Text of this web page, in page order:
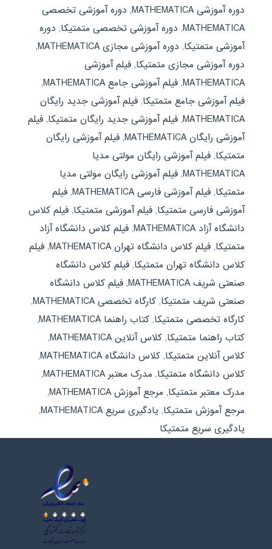
دوره آموزشی MATHEMATICA
, دوره آموزشی تخصصی
MATHEMATICA
, دوره آموزشی تخصصی متمتیکا, دوره
آموزشی متمتیکا, دوره آموزشی مجازی MATHEMATICA
,
دوره آموزشی مجازی متمتیکا, فیلم آموزشی
MATHEMATICA
, فیلم آموزشی جامع MATHEMATICA
,
فیلم آموزشی جامع متمتیکا, فیلم آموزشی جدید رایگان
MATHEMATICA
, فیلم آموزشی جدید رایگان متمتیکا, فیلم
آموزشی رایگان MATHEMATICA
, فیلم آموزشی رایگان
متمتیکا, فیلم آموزشی رایگان مولتی مدیا
MATHEMATICA
, فیلم آموزشی رایگان مولتی مدیا
متمتیکا, فیلم آموزشی فارسی MATHEMATICA , فیلم
آموزشی فارسی متمتیکا, فیلم آموزشی متمتیکا, فیلم کلاس
دانشگاه آزاد MATHEMATICA
, فیلم کلاس دانشگاه آزاد
متمتیکا, فیلم کلاس دانشگاه تهران MATHEMATICA , فیلم
کلاس دانشگاه تهران متمتیکا, فیلم کلاس دانشگاه
صنعتی شریف MATHEMATICA
, فیلم کلاس دانشگاه
صنعتی شریف متمتیکا, کارگاه تخصصی MATHEMATICA
,
کارگاه تخصصی متمتیکا, کتاب راهنما MATHEMATICA
,
کتاب راهنما متمتیکا, کلاس آنلاین MATHEMATICA
,
کلاس آنلاین متمتیکا, کلاس دانشگاه MATHEMATICA
,
کلاس دانشگاه متمتیکا, مدرک معتبر MATHEMATICA
,
مدرک معتبر متمتیکا, مرجع آموزش MATHEMATICA
,
مرجع آموزش متمتیکا, یادگیری سریع MATHEMATICA
,
یادگیری سریع متمتیکا